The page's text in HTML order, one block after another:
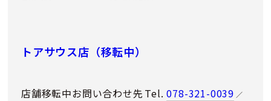
トアサウス店（移転中）
店舗移転中お問い合わせ先 Tel.078-321-0039 ／